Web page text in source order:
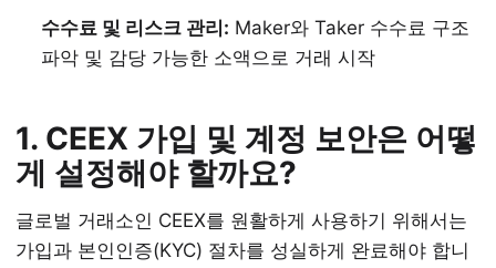
수수료 및 리스크 관리: Maker와 Taker 수수료 구조
파악 및 감당 가능한 소액으로 거래 시작
1. CEEX 가입 및 계정 보안은 어떻
게 설정해야 할까요?
글로벌 거래소인 CEEX를 원활하게 사용하기 위해서는
가입과 본인인증(KYC) 절차를 성실하게 완료해야 합니